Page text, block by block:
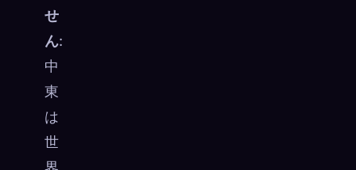
せ
ん:
中
東
は
世